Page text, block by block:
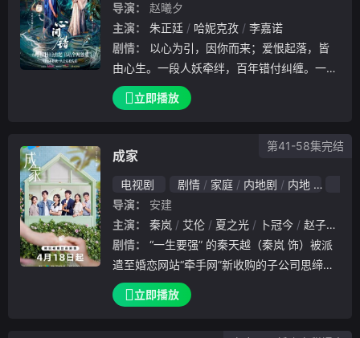
导演：
赵曦夕
主演：
朱正廷 哈妮克孜
李嘉诺
剧情：
由心生。一段人妖牵绊，百年错付纠缠。一心
分为两半，等我来到你身边。
立即播放
成家
电视剧 剧情 家庭 内地剧 内地
导演：
安建
主演：
秦岚 艾伦 夏之光 卜冠今 赵子琪
剧情：
遣至婚恋网站“牵手网”新收购的子公司思缔妮
任职经理。理工科毕业的她热衷于用大数据帮
助客户筛选和寻找最匹配的另一半，追求电光
立即播放
第41-58集完结